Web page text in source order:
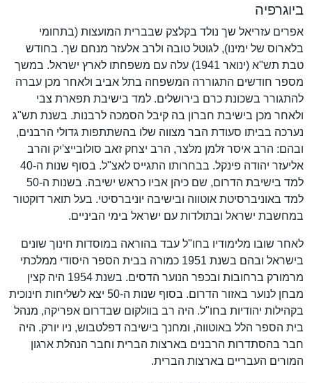
ביוגרפיה
אפרים עזריאל שך נולד בקלצק שבברית המועצות (בתחומי
בלארוס של ימינו), לגוטל טובה ולרב אלעזר מנחם שך. בחודש
טבת תש"א (ינואר 1941) עלה עם משפחתו לארץ ישראל. במשך
מספר חודשים התגוררה המשפחה בתל אביב ולאחר מכן עברה
להתגורר בשכונת כרם בירושלים. למד בישיבת תפארת צבי
ולאחר מכן בישיבת חברון בה קיבל הסמכה לרבנות. בשנת תש"ג
נערכה בביתו סעודת הבר מצווה שלו בהשתתפות גדולי הרבנים,
ובהם: הרב איסר זלמן מלצר, הרב יצחק זאב סולובייצ'יק והרב
אליעזר יהודה פינקל. בבחרותו התגייס לאצ"ל. בסוף שנות ה-40
למד בישיבת הדרום, שם כיהן אביו כראש ישיבה. בשנות ה-50
למד באוניברסיטת אוטווה ובישיבה יוניברסיטי. בעל תואר דוקטור
במחשבת ישראל ובתולדות עם ישראל בימי הביניים.
לאחר שובו מלימודיו בחו"ל עבד בהוראה במוסדות חינוך שונים
בישראל ובהם בשנת 1951 כמורה בבית הספר היסודי ממלכתי
מרמורק ברחובות ובכפר הנוער הדסים. בשנת 1954 היה קצין
מבחן לנוער באזור הדרום. בסוף שנות ה-50 יצא לשליחות חינוכית
בקהילות יהודיות בחו"ל. היה רב בוולקום שבדרום אפריקה, מנהל
בית הספר הלל באוטווה, ומחנך בישיבה דפלטבוש, ניו יורק. היה
חבר בהסתדרות הרבנים בארצות הברית וחבר הנהלת ארגון
המורים העבריים בארצות הברית.